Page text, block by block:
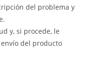
del problema y
y, si procede, le
del producto